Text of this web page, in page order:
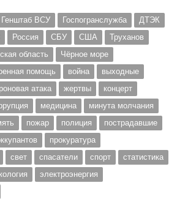
Генштаб ВСУ Госпогранслужба
ДТЭК
Россия СБУ США
Труханов
область
Чёрное море
помощь война
выходные
атака жертвы
концерт
медицина
минута молчания
пожар полиция
пострадавшие
прокуратура
свет спасатели спорт
статистика
электроэнергия